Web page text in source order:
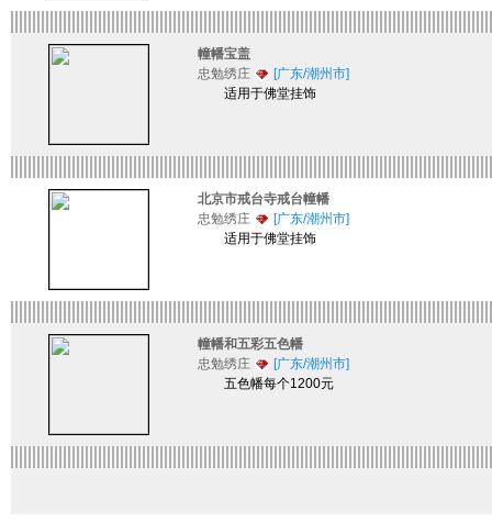
幢幡宝盖
忠勉绣庄
[广东/潮州市]
适用于佛堂挂饰
北京市戒台寺戒台幢幡
忠勉绣庄
[广东/潮州市]
适用于佛堂挂饰
幢幡和五彩五色幡
忠勉绣庄
[广东/潮州市]
五色幡每个1200元